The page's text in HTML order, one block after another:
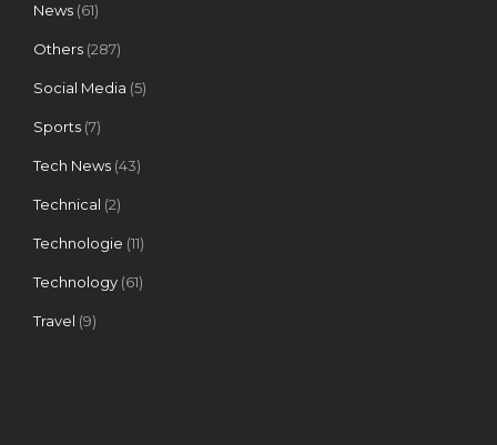
News (61)
Others (287)
Social Media (5)
Sports (7)
Tech News (43)
Technical (2)
Technologie (11)
Technology (61)
Travel (9)